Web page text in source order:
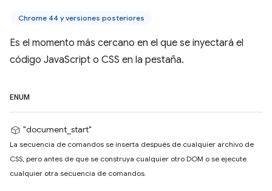
Chrome 44 y versiones posteriores
Es el momento más cercano en el que se inyectará el
código JavaScript o CSS en la pestaña.
ENUM
"document_start"
La secuencia de comandos se inserta después de cualquier archivo de
CSS, pero antes de que se construya cualquier otro DOM o se ejecute
cualquier otra secuencia de comandos.